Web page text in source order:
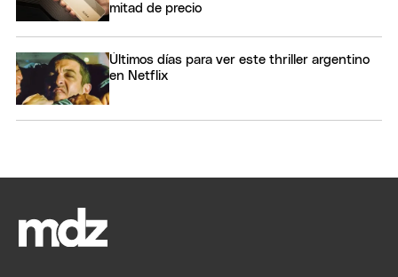
mitad de precio
Últimos días para ver este thriller argentino
en Netflix